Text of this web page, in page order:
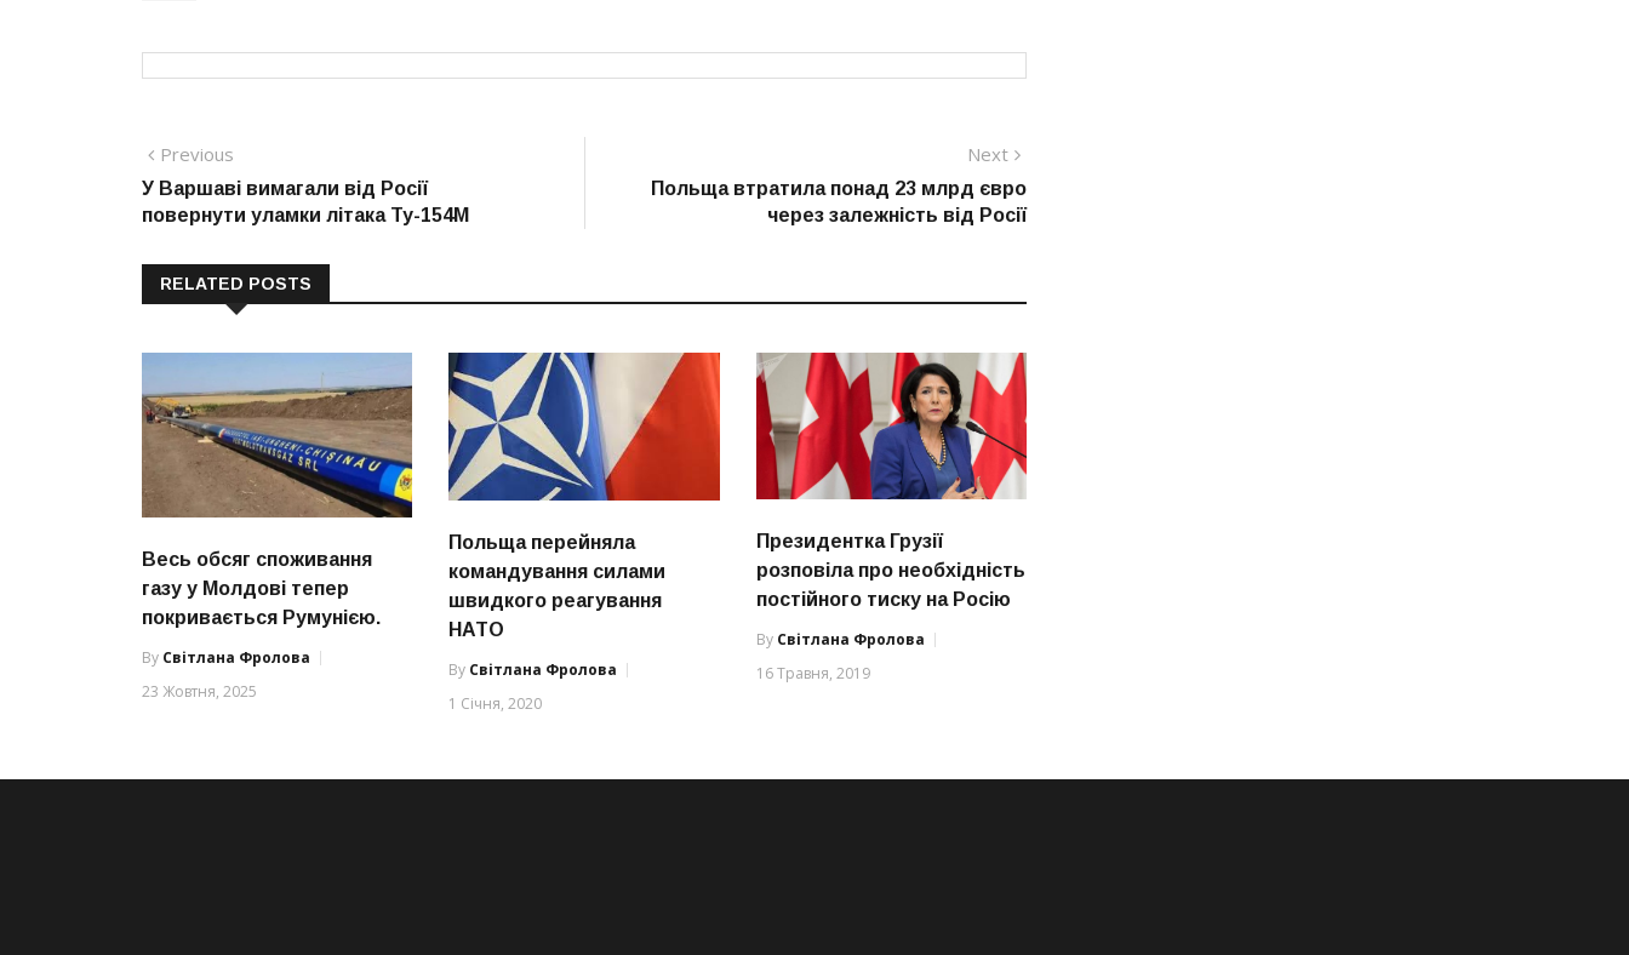
Навігація
записів
Previous
post:
У Варшаві вимагали від Росії
повернути уламки літака Ту-154М
Next
post:
Польща втратила понад 23 млрд євро
через залежність від Росії
RELATED POSTS
Весь обсяг споживання
газу у Молдові тепер
покривається Румунією.
By Світлана Фролова
23 Жовтня, 2025
Польща перейняла
командування силами
швидкого реагування
НАТО
By Світлана Фролова
1 Січня, 2020
Президентка Грузії
розповіла про необхідність
постійного тиску на Росію
By Світлана Фролова
16 Травня, 2019